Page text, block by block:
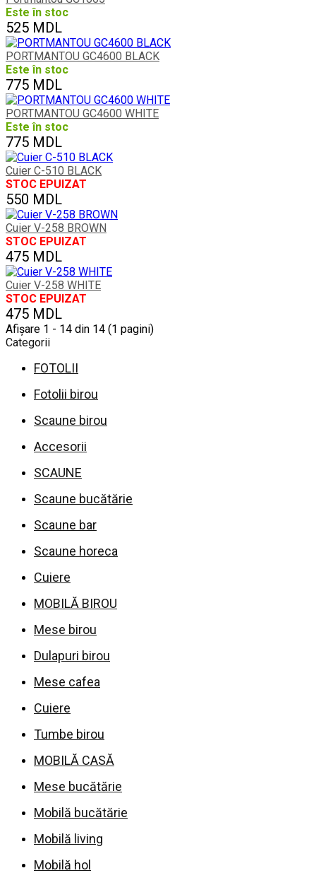
Este în stoc
525 MDL
PORTMANTOU GC4600 BLACK
Este în stoc
775 MDL
PORTMANTOU GC4600 WHITE
Este în stoc
775 MDL
Cuier C-510 BLACK
STOC EPUIZAT
550 MDL
Cuier V-258 BROWN
STOC EPUIZAT
475 MDL
Cuier V-258 WHITE
STOC EPUIZAT
475 MDL
Afişare 1 - 14 din 14 (1 pagini)
Categorii
FOTOLII
Fotolii birou
Scaune birou
Accesorii
SCAUNE
Scaune bucătărie
Scaune bar
Scaune horeca
Cuiere
MOBILĂ BIROU
Mese birou
Dulapuri birou
Mese cafea
Cuiere
Tumbe birou
MOBILĂ CASĂ
Mese bucătărie
Mobilă bucătărie
Mobilă living
Mobilă hol